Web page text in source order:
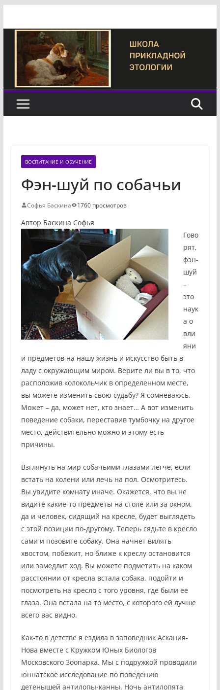
содержимому
ВОСПИТАНИЕ И ОБУЧЕНИЕ
Фэн-шуй по собачьи
Софья Баскина 1760 просмотров
Автор Баскина Софья
Гово
рят,
фэн-
шуй
–
это
наук
а о
вли
яни
и предметов на нашу жизнь и искусство быть в
ладу с окружающим миром. Верите ли вы в то, что
расположив колокольчик в определенном месте,
вы можете изменить свою судьбу? Я сомневаюсь.
Может – да, может нет, кто знает… А вот изменить
поведение собаки, переставив тумбочку на другое
место, действительно можно и этому есть
причины.
Взглянуть на мир собачьими глазами легче, если
встать на колени или лечь на пол. Осмотритесь.
Вы увидите комнату иначе. Окажется, что вы не
видите какие-то предметы на столе или за окном,
да и человек, сидящий на кресле, будет выглядеть
с этой позиции по-другому. Теперь сядьте в кресло
сами и позовите собаку. Она начнет вилять
хвостом, побежит, но ближе к креслу остановится
или замедлит ход. Вы можете подметить на каком
расстоянии от кресла встала собака, подойти и
посмотреть на кресло с того уровня, где были ее
глаза. Она встала на то место, с которого ей лучше
всего вас видно.
Как-то в детстве я ездила в заповедник Аскания-
Нова вместе с Кружком Юных Биологов
Московского Зоопарка. Мы с подружкой проводили
юннатское исследование по поведению
детенышей антилопы-канны. Ночь антилопята